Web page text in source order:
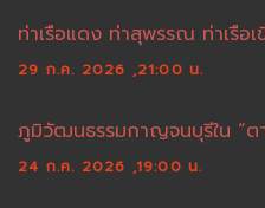
ท่าเรือแดง ท่าสุพรรณ ท่าเรือเ
29 ก.ค. 2026 ,21:00 น.
ภูมิวัฒนธรรมกาญจนบุรีใน “ตา
24 ก.ค. 2026 ,19:00 น.